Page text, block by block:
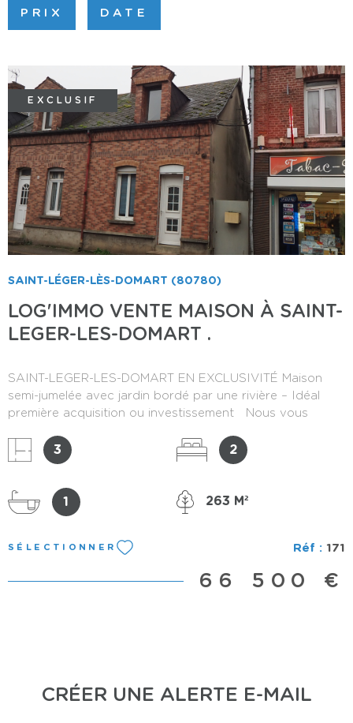
PRIX DATE
SAINT-LÉGER-LÈS-DOMART (80780)
LOG'IMMO VENTE MAISON À SAINT-
LEGER-LES-DOMART .
SAINT-LEGER-LES-DOMART EN EXCLUSIVITÉ Maison
semi-jumelée avec jardin bordé par une rivière – Idéal
première acquisition ou investissement Nous vous
quelques minutes à pied des commodités. ( À 5 minutes
à pied de l’Intermarché) Agencement : Rez-de-chaussée
séparés Salle de bain Étage : 2 chambres . Dépendance
: Une belle dépendance en brique de 57 m² avec un
joli jardin de 263 m² , arboré et bordé par une rivière.
Planchers bois en très bon état dans les chambres
3 2
1 263 M²
SÉLECTIONNER Réf : 171
66 500 €
EXCLUSIF
VOIR LE BIEN
CRÉER UNE ALERTE E-MAIL